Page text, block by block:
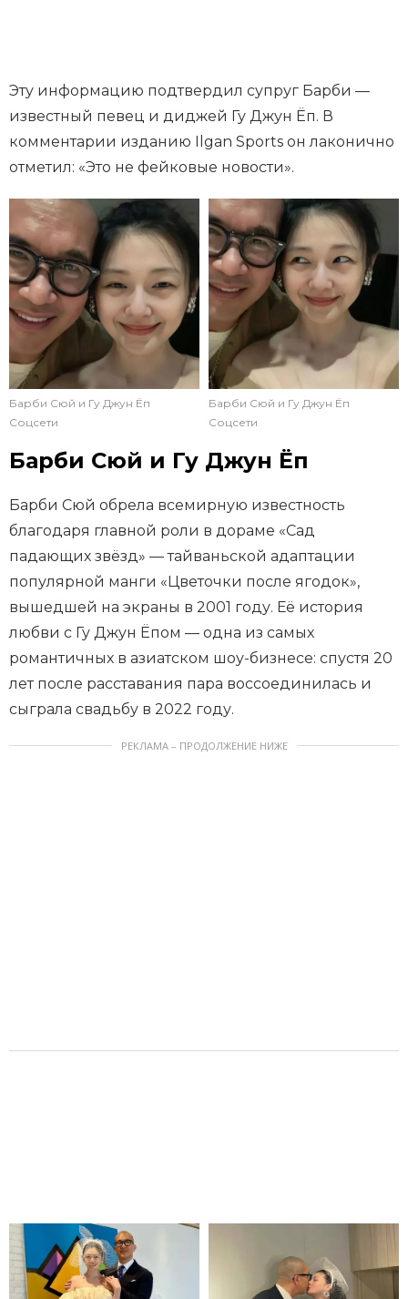
Эту информацию подтвердил супруг Барби —
известный певец и диджей Гу Джун Ёп. В
комментарии изданию Ilgan Sports он лаконично
отметил: «Это не фейковые новости».
Барби Сюй и Гу Джун Ёп
Соцсети
Барби Сюй и Гу Джун Ёп
Соцсети
Барби Сюй и Гу Джун Ёп
Барби Сюй обрела всемирную известность
благодаря главной роли в дораме «Сад
падающих звёзд» — тайваньской адаптации
популярной манги «Цветочки после ягодок»,
вышедшей на экраны в 2001 году. Её история
любви с Гу Джун Ёпом — одна из самых
романтичных в азиатском шоу-бизнесе: спустя 20
лет после расставания пара воссоединилась и
сыграла свадьбу в 2022 году.
РЕКЛАМА – ПРОДОЛЖЕНИЕ НИЖЕ